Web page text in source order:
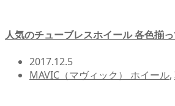
人気のチューブレスホイール 各色揃
2017.12.5
MAVIC（マヴィック） ホイール,